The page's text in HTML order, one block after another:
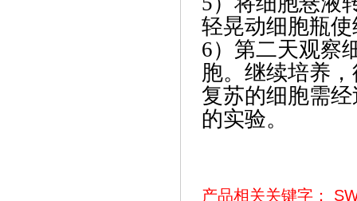
轻晃动细胞瓶
6）第二天观察
胞。继续培养
复苏的细胞需
的实验。
产品相关关键字：